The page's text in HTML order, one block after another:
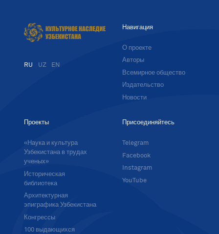
RU UZ EN
Навигация
О проекте
Авторы
Всемирное общество
Издательство
Новости
Проекты
«Наука и культура
Узбекистана в трудах
ученых»
Историческая
библиотека
Архитектурная
эпиграфика Узбекистана
Конгрессы
100 выдающихся
Присоединяйтесь
Telegram
Facebook
Instagram
YouTube